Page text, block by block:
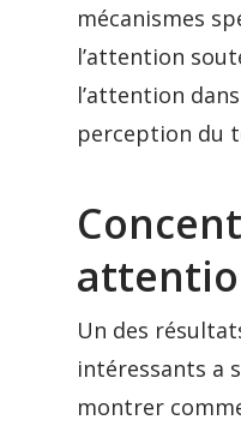
mécanismes
l’attention
l’attention
perception du
Un des
intéressants a
montrer